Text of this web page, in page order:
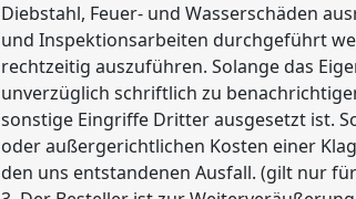
Diebstahl, Feuer- und Wasserschäden
und Inspektionsarbeiten durchgeführt
rechtzeitig auszuführen. Solange das
unverzüglich schriftlich zu
sonstige Eingriffe Dritter ausgesetzt ist.
oder außergerichtlichen Kosten einer
den uns entstandenen Ausfall. (gilt nur